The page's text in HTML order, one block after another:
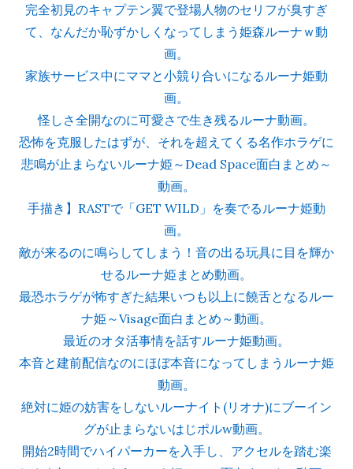
完全初見のキャプテン翼で登場人物のセリフが臭すぎ
て、なんだか恥ずかしくなってしまう姫森ルーナｗ動
画。
家族サービス中にママと小競り合いになるルーナ姫動
画。
怪しさ全開なのに可愛さで生き残るルーナ動画。
恐怖を克服したはずが、それを超えてくる名作ホラゲに
悲鳴が止まらないルーナ姫～Dead Space面白まとめ～
動画。
手描き】RASTで「GET WILD」を奏でるルーナ姫動
画。
敵が来るのに鳴らしてしまう！音の出る玩具に目を輝か
せるルーナ姫まとめ動画。
最恐ホラゲが怖すぎた結果いつも以上に饒舌となるルー
ナ姫～Visage面白まとめ～動画。
最近のオタ活事情を話すルーナ姫動画。
本音と建前配信なのにほぼ本音になってしまうルーナ姫
動画。
絶対に姫の妨害をしないルーナイト(リオナ)にブーイン
グが止まらないはじポルw動画。
開始2時間でハイパーカーを入手し、アクセルを踏む楽